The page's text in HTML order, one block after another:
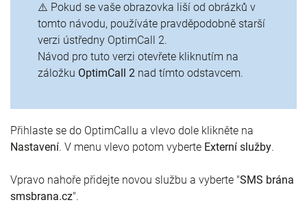
⚠️ Pokud se vaše obrazovka liší od obrázků v
tomto návodu, používáte pravděpodobně starší
verzi ústředny OptimCall 2.
Návod pro tuto verzi otevřete kliknutím na
záložku OptimCall 2 nad tímto odstavcem.
Přihlaste se do OptimCallu a vlevo dole klikněte na
Nastavení. V menu vlevo potom vyberte Externí služby.
Vpravo nahoře přidejte novou službu a vyberte "SMS brána
smsbrana.cz".